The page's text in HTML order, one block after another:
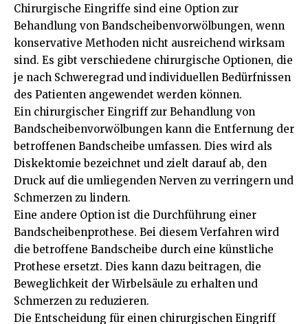
Chirurgische Eingriffe sind eine Option zur
Behandlung von Bandscheibenvorwölbungen, wenn
konservative Methoden nicht ausreichend wirksam
sind. Es gibt verschiedene chirurgische Optionen, die
je nach Schweregrad und individuellen Bedürfnissen
des Patienten angewendet werden können.
Ein chirurgischer Eingriff zur Behandlung von
Bandscheibenvorwölbungen kann die Entfernung der
betroffenen Bandscheibe umfassen. Dies wird als
Diskektomie bezeichnet und zielt darauf ab, den
Druck auf die umliegenden Nerven zu verringern und
Schmerzen zu lindern.
Eine andere Option ist die Durchführung einer
Bandscheibenprothese. Bei diesem Verfahren wird
die betroffene Bandscheibe durch eine künstliche
Prothese ersetzt. Dies kann dazu beitragen, die
Beweglichkeit der Wirbelsäule zu erhalten und
Schmerzen zu reduzieren.
Die Entscheidung für einen chirurgischen Eingriff